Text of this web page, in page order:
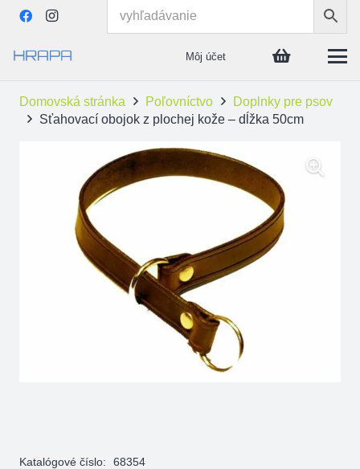
Môj účet
Domovská stránka Poľovníctvo
Doplnky pre psov
Sťahovací obojok z plochej kože – dĺžka 50cm
Katalógové číslo: 68354